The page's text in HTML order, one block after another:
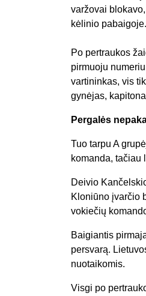
varžovai
kėlinio pabaigoje.
Po pertraukos
pirmuoju
vartininkas, vis
gynėjas,
Pergalės
Tuo tarpu A
komanda, tačiau
Deivio
Kloniūno įvarčio
vokiečių
Baigiantis
persvarą.
nuotaikomis.
Visgi po